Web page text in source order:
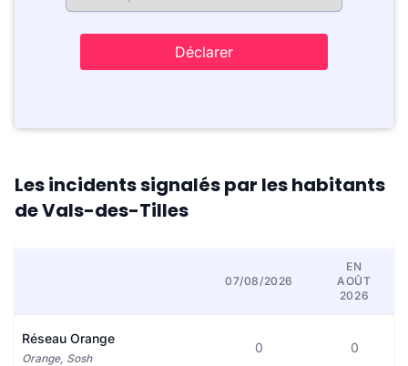
Déclarer
Les incidents signalés par les habitants
de Vals-des-Tilles
07/08/2026
EN
AOÛT
2026
Réseau Orange
Orange, Sosh
0 0